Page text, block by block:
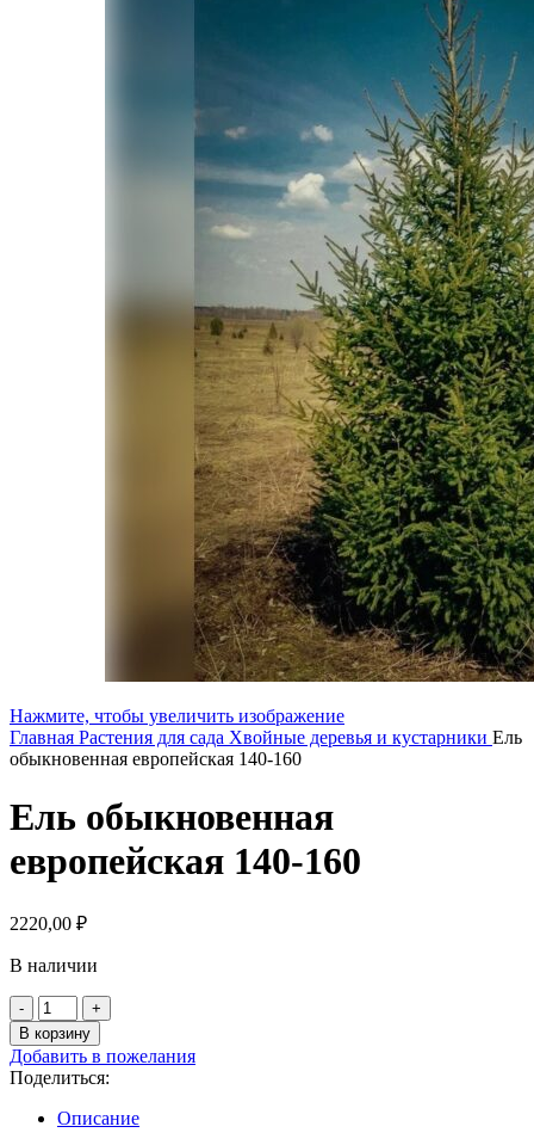
Нажмите, чтобы увеличить изображение
Главная Растения для сада Хвойные деревья и кустарники Ель
обыкновенная европейская 140-160
Ель обыкновенная
европейская 140-160
2220,00 ₽
В наличии
Количество
товара
Ель
обыкновенная
европейская
140-
160
В корзину
Добавить в пожелания
Поделиться:
Описание